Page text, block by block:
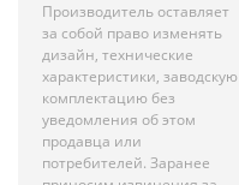
Производитель оставляет
за собой право изменять
дизайн, технические
характеристики, заводскую
комплектацию без
уведомления об этом
продавца или
потребителей. Заранее